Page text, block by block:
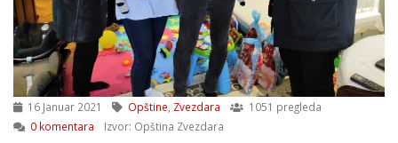
16 Januar 2021 Opštine Zvezdara
1051 pregleda
0 komentara
Izvor: Opština Zvezdara